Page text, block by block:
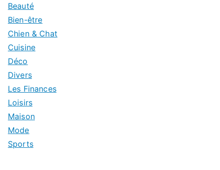
Beauté
Bien-être
Chien & Chat
Cuisine
Déco
Divers
Les Finances
Loisirs
Maison
Mode
Sports